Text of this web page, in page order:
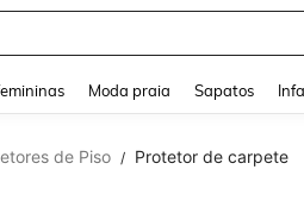
Moda praia Sapatos
de Piso / Protetor de carpete